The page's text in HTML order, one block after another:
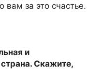
вам за это счастье.
и
Скажите,